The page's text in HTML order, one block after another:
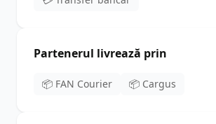
Partenerul livrează prin
📦 FAN Courier 📦 Cargus